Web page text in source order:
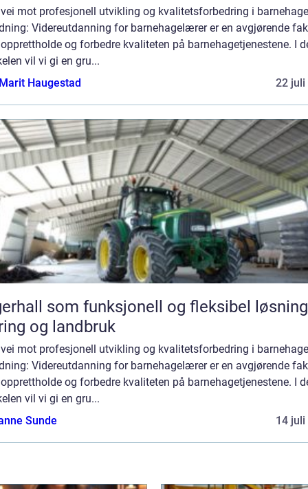
mot profesjonell utvikling og kvalitetsforbedring i
Videreutdanning for barnehagelærer er en avgjørende
og forbedre kvaliteten på barnehagetjenestene. I
vil vi gi en gru...
Haugestad
22 juli
som funksjonell og fleksibel
og landbruk
mot profesjonell utvikling og kvalitetsforbedring i
Videreutdanning for barnehagelærer er en avgjørende
og forbedre kvaliteten på barnehagetjenestene. I
vil vi gi en gru...
Sunde
14 juli